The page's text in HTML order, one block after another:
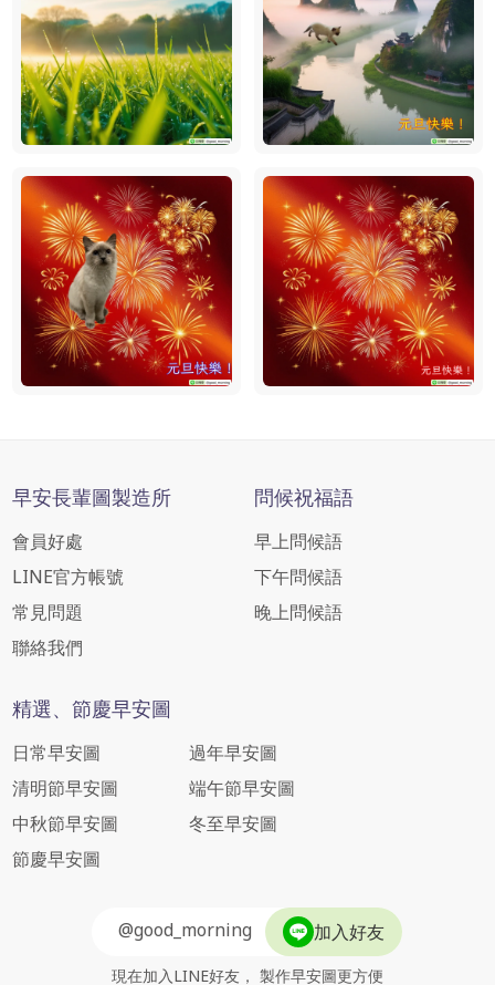
早安長輩圖製造所
會員好處
LINE官方帳號
常見問題
聯絡我們
問候祝福語
早上問候語
下午問候語
晚上問候語
精選、節慶早安圖
日常早安圖
過年早安圖
清明節早安圖
端午節早安圖
中秋節早安圖
冬至早安圖
節慶早安圖
@good_morning 加入好友
現在加入LINE好友， 製作早安圖更方便